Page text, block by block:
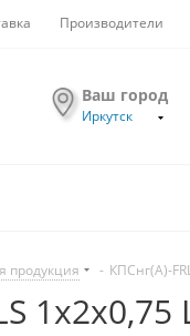
Производители
Ваш город
Иркутск
продукция - КПСнг(А)-